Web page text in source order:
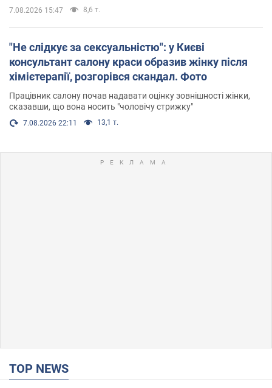
7.08.2026 15:47 8,6 т.
"Не слідкує за сексуальністю": у Києві
консультант салону краси образив жінку після
хімієтерапії, розгорівся скандал. Фото
Працівник салону почав надавати оцінку зовнішності жінки,
сказавши, що вона носить "чоловічу стрижку"
7.08.2026 22:11 13,1 т.
TOP NEWS